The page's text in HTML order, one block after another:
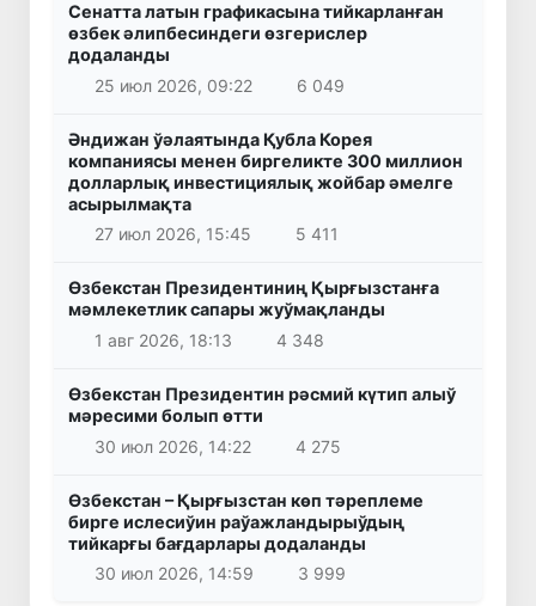
Сенатта латын графикасына тийкарланған
өзбек әлипбесиндеги өзгерислер
додаланды
25 июл 2026, 09:22
6 049
Әндижан ўәлаятында Қубла Корея
компаниясы менен биргеликте 300 миллион
долларлық инвестициялық жойбар әмелге
асырылмақта
27 июл 2026, 15:45
5 411
Өзбекстан Президентиниң Қырғызстанға
мәмлекетлик сапары жуўмақланды
1 авг 2026, 18:13
4 348
Өзбекстан Президентин рәсмий күтип алыў
мәресими болып өтти
30 июл 2026, 14:22
4 275
Өзбекстан – Қырғызстан көп тәреплеме
бирге ислесиўин раўажландырыўдың
тийкарғы бағдарлары додаланды
30 июл 2026, 14:59
3 999